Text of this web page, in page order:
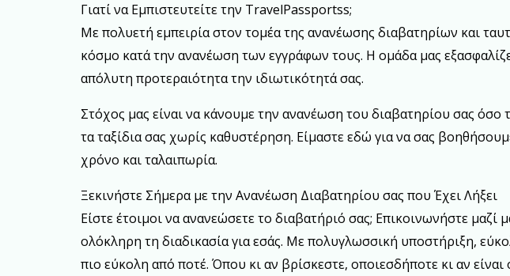
Γιατί να Εμπιστευτείτε την TravelPassportss;
Με πολυετή εμπειρία στον τομέα της ανανέωσης διαβατηρίων και
κόσμο κατά την ανανέωση των εγγράφων τους. Η ομάδα μας
απόλυτη προτεραιότητα την ιδιωτικότητά σας.
Στόχος μας είναι να κάνουμε την ανανέωση του διαβατηρίου σας όσο
τα ταξίδια σας χωρίς καθυστέρηση. Είμαστε εδώ για να σας
χρόνο και ταλαιπωρία.
Ξεκινήστε Σήμερα με την Ανανέωση Διαβατηρίου σας που Έχει Λήξει
Είστε έτοιμοι να ανανεώσετε το διαβατήριό σας; Επικοινωνήστε μαζί
ολόκληρη τη διαδικασία για εσάς. Με πολυγλωσσική υποστήριξη,
πιο εύκολη από ποτέ. Όπου κι αν βρίσκεστε, οποιεσδήποτε κι αν